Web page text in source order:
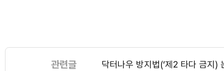
관련글 닥터나우 방지법(‘제2 타다 금지)